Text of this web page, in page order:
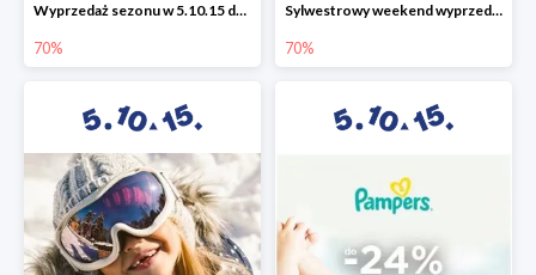
Wyprzedaż sezonu w 5.10.15 do -70%
70%
Sylwestrowy weekend wyprzedaży do -70%
70%